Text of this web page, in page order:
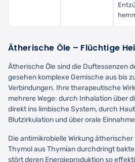
Ätherische Öle – Flüchtige
Ätherische Öle sind die Duftessenzen
gesehen komplexe Gemische aus bis
Verbindungen. Ihre therapeutische
mehrere Wege: durch Inhalation über
direkt ins limbische System, durch
Blutzirkulation und über orale
Die antimikrobielle Wirkung
Thymol aus Thymian durchdringt
stört deren Energieproduktion so